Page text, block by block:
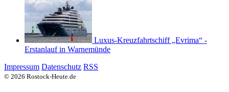
Luxus-Kreuzfahrtschiff „Evrima“ -
Erstanlauf in Warnemünde
Impressum Datenschutz RSS
© 2026 Rostock-Heute.de